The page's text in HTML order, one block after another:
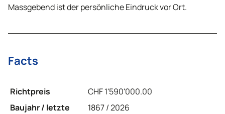
Massgebend ist der persönliche Eindruck vor Ort.
Facts
Richtpreis
CHF 1'590'000.00
Baujahr / letzte
1867 / 2026